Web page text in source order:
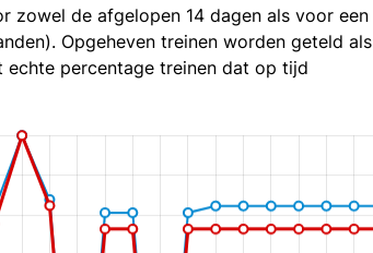
zowel de afgelopen 14 dagen als voor een
Opgeheven treinen worden geteld als
percentage treinen dat op tijd